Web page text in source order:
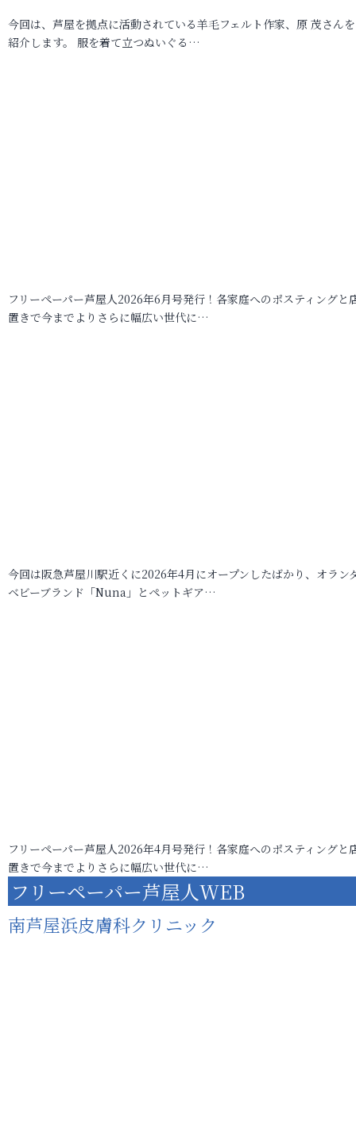
今回は、芦屋を拠点に活動されている羊毛フェルト作家、原 茂さん
紹介します。 服を着て立つぬいぐる…
フリーペーパー芦屋人2026年6月号発行！各家庭へのポスティングと
置きで今までよりさらに幅広い世代に…
今回は阪急芦屋川駅近くに2026年4月にオープンしたばかり、オラン
ベビーブランド「Nuna」とペットギア…
フリーペーパー芦屋人2026年4月号発行！各家庭へのポスティングと
置きで今までよりさらに幅広い世代に…
フリーペーパー芦屋人WEB
南芦屋浜皮膚科クリニック